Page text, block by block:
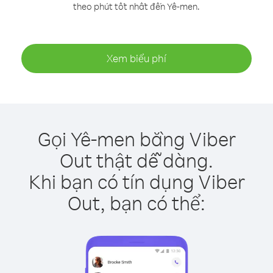
theo phút tốt nhất đến Yê-men.
Xem biểu phí
Gọi Yê-men bằng Viber
Out thật dễ dàng.
Khi bạn có tín dụng Viber
Out, bạn có thể: